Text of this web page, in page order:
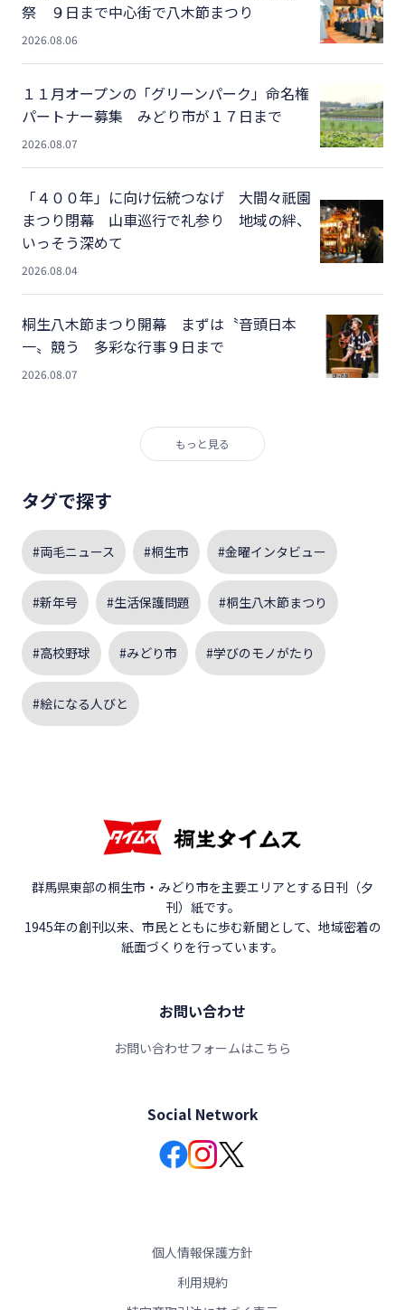
祭 ９日まで中心街で八木節まつり
2026.08.06
１１月オープンの「グリーンパーク」命名権
パートナー募集 みどり市が１７日まで
2026.08.07
「４００年」に向け伝統つなげ 大間々祇園
まつり閉幕 山車巡行で礼参り 地域の絆、
いっそう深めて
2026.08.04
桐生八木節まつり開幕 まずは〝音頭日本
一〟競う 多彩な行事９日まで
2026.08.07
もっと見る
タグで探す
#両毛ニュース #桐生市 #金曜インタビュー
#新年号 #生活保護問題 #桐生八木節まつり
#高校野球 #みどり市 #学びのモノがたり
#絵になる人びと
群馬県東部の桐生市・みどり市を主要エリアとする日刊（夕
刊）紙です。
1945年の創刊以来、市民とともに歩む新聞として、地域密着の
紙面づくりを行っています。
お問い合わせ
お問い合わせフォームはこちら
Social Network
個人情報保護方針
利用規約